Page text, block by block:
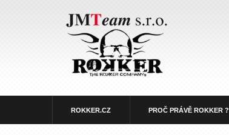
ROKKER.CZ PROČ PRÁVĚ ROKKER ?